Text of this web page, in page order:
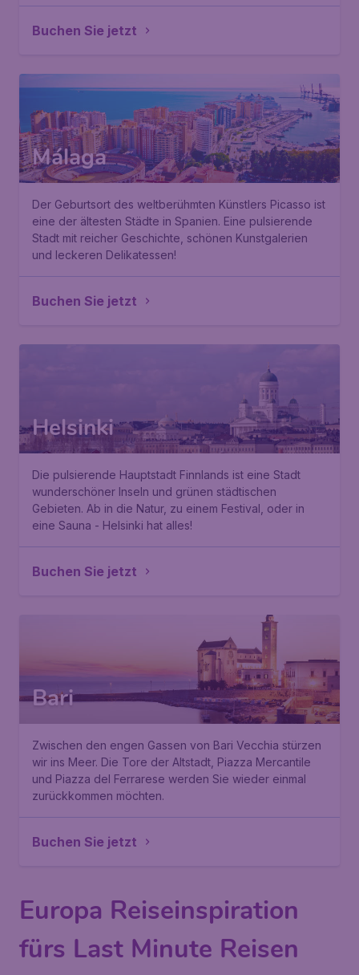
Buchen Sie jetzt
Málaga
Der Geburtsort des weltberühmten Künstlers Picasso ist
eine der ältesten Städte in Spanien. Eine pulsierende
Stadt mit reicher Geschichte, schönen Kunstgalerien
und leckeren Delikatessen!
Buchen Sie jetzt
Helsinki
Die pulsierende Hauptstadt Finnlands ist eine Stadt
wunderschöner Inseln und grünen städtischen
Gebieten. Ab in die Natur, zu einem Festival, oder in
eine Sauna - Helsinki hat alles!
Buchen Sie jetzt
Bari
Zwischen den engen Gassen von Bari Vecchia stürzen
wir ins Meer. Die Tore der Altstadt, Piazza Mercantile
und Piazza del Ferrarese werden Sie wieder einmal
zurückkommen möchten.
Buchen Sie jetzt
Europa Reiseinspiration
fürs Last Minute Reisen